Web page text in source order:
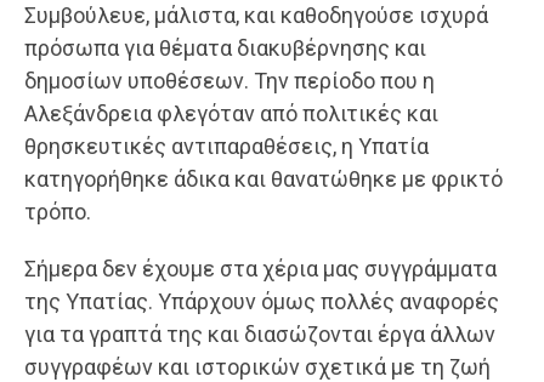
Συμβούλευε, μάλιστα, και καθοδηγούσε ισχυρά
πρόσωπα για θέματα διακυβέρνησης και
δημοσίων υποθέσεων. Την περίοδο που η
Αλεξάνδρεια φλεγόταν από πολιτικές και
θρησκευτικές αντιπαραθέσεις, η Υπατία
κατηγορήθηκε άδικα και θανατώθηκε με φρικτό
τρόπο.
Σήμερα δεν έχουμε στα χέρια μας συγγράμματα
της Υπατίας. Υπάρχουν όμως πολλές αναφορές
για τα γραπτά της και διασώζονται έργα άλλων
συγγραφέων και ιστορικών σχετικά με τη ζωή